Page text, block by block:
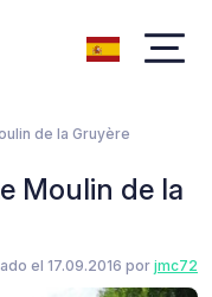
de la Gruyère
Moulin de la
el 17.09.2016 por jmc72